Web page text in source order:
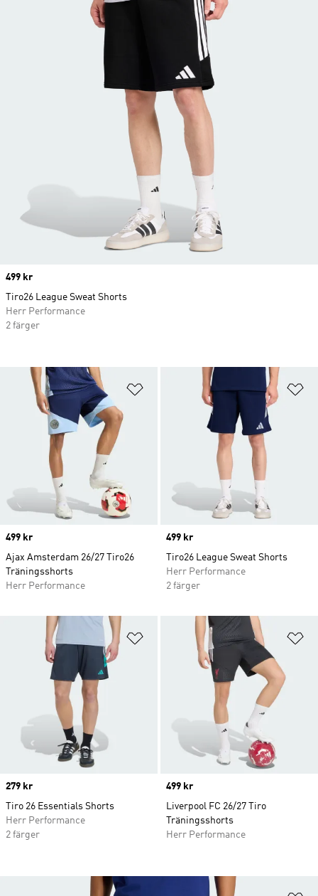
Lägg till på önskelistan
Price
499 kr
Ajax Amsterdam 26/27 Tiro26
Träningsshorts
Herr Performance
Price
499 kr
Tiro26 League Sweat Shorts
Herr Performance
2 färger
Lägg till på önskelistan
Price
279 kr
Tiro 26 Essentials Shorts
Herr Performance
2 färger
Price
499 kr
Liverpool FC 26/27 Tiro
Träningsshorts
Herr Performance
Price
499 kr
Tiro26 League Sweat Shorts
Herr Performance
2 färger